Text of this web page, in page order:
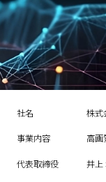
社名 株式
事業内容 高
代表取締役 井上